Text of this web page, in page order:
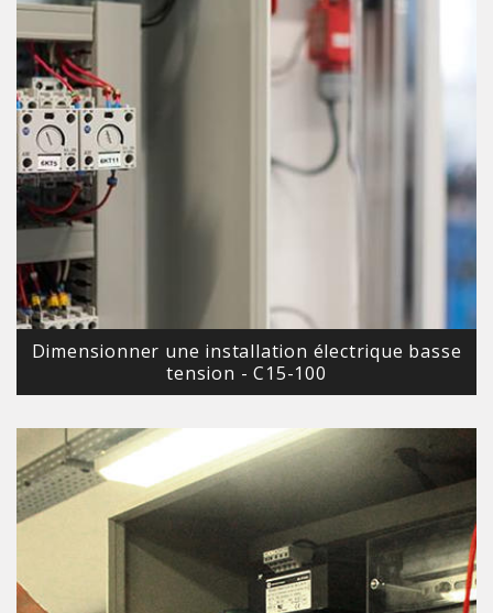
Dimensionner une installation électrique basse
tension - C15-100